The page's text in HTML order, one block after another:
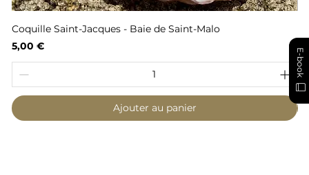
Coquille Saint-Jacques - Baie de Saint-Malo
Prix
5,00 €
Ajouter au panier
E-book